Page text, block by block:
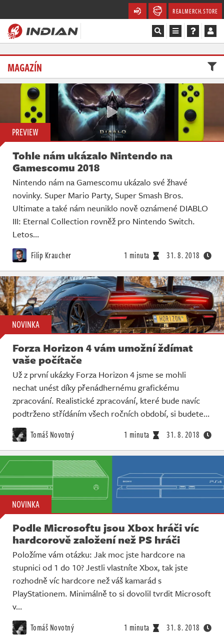
REALMERCH.STORE
Magazín
Recenze
Soutěže
Databáze
Komunita
Redakce
Živě
MAGAZÍN
PREVIEW
Tohle nám ukázalo Nintendo na
Gamescomu 2018
Nintendo nám na Gamescomu ukázalo své žhavé
novinky. Super Mario Party, Super Smash Bros.
Ultimate a také nám neuniklo nově oznámené DIABLO
III: Eternal Collection rovněž pro Nintendo Switch.
Letos…
Filip Kraucher 1 minuta 31. 8. 2018
NOVINKA
Forza Horizon 4 vám umožní ždímat
vaše počítače
Už z první ukázky Forza Horizon 4 jsme se mohli
nechat unést díky přenádhernému grafickému
zpracování. Realistické zpracování, které bude navíc
podtrženo střídáním všech ročních období, si budete…
Tomáš Novotný 1 minuta 31. 8. 2018
NOVINKA
Podle Microsoftu jsou Xbox hráči víc
hardcorově založení než PS hráči
Položíme vám otázku: Jak moc jste hardcore na
stupnici od 1 do 10? Jestli vlastníte Xbox, tak jste
rozhodně víc hardcore než váš kamarád s
PlayStationem. Minimálně to si dovolil tvrdit Microsoft
v…
Tomáš Novotný 1 minuta 31. 8. 2018